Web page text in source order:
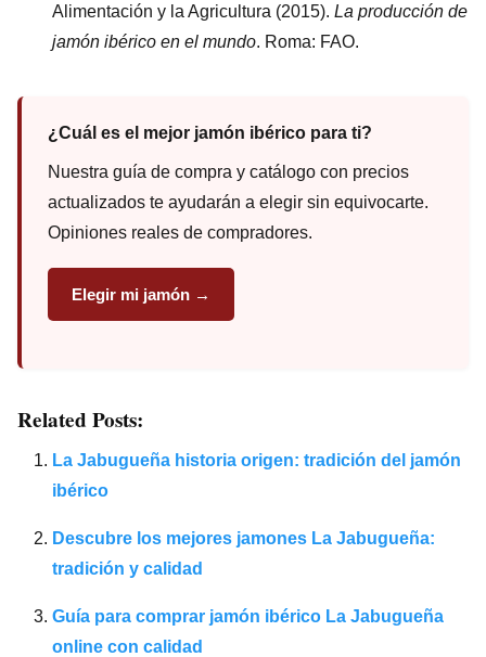
Alimentación y la Agricultura (2015). La producción de
jamón ibérico en el mundo. Roma: FAO.
¿Cuál es el mejor jamón ibérico para ti?
Nuestra guía de compra y catálogo con precios
actualizados te ayudarán a elegir sin equivocarte.
Opiniones reales de compradores.
Elegir mi jamón →
Related Posts:
La Jabugueña historia origen: tradición del jamón
ibérico
Descubre los mejores jamones La Jabugueña:
tradición y calidad
Guía para comprar jamón ibérico La Jabugueña
online con calidad